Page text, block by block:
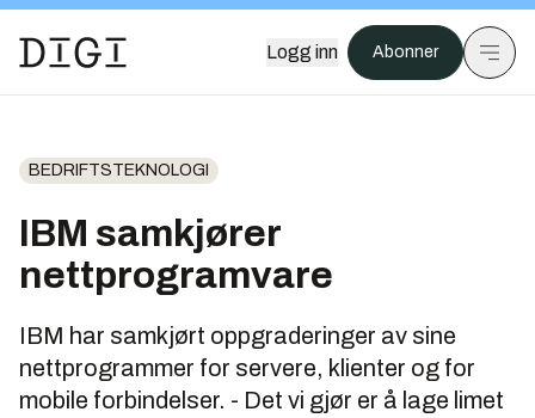
Logg inn Abonner
BEDRIFTSTEKNOLOGI
IBM samkjører
nettprogramvare
IBM har samkjørt oppgraderinger av sine
nettprogrammer for servere, klienter og for
mobile forbindelser. - Det vi gjør er å lage limet